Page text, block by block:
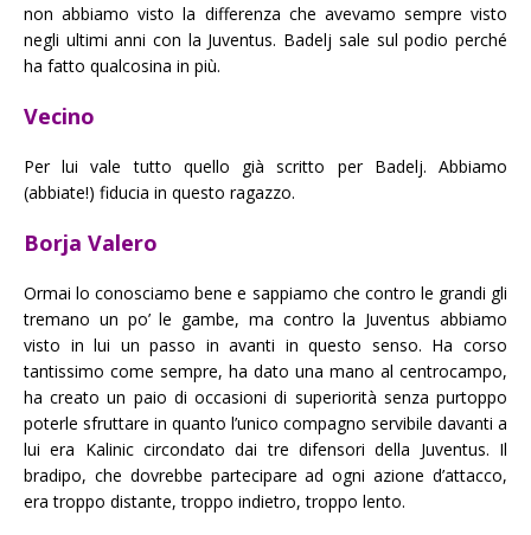
non abbiamo visto la differenza che avevamo sempre visto
negli ultimi anni con la Juventus. Badelj sale sul podio perché
ha fatto qualcosina in più.
Vecino
Per lui vale tutto quello già scritto per Badelj. Abbiamo
(abbiate!) fiducia in questo ragazzo.
Borja Valero
Ormai lo conosciamo bene e sappiamo che contro le grandi gli
tremano un po’ le gambe, ma contro la Juventus abbiamo
visto in lui un passo in avanti in questo senso. Ha corso
tantissimo come sempre, ha dato una mano al centrocampo,
ha creato un paio di occasioni di superiorità senza purtoppo
poterle sfruttare in quanto l’unico compagno servibile davanti a
lui era Kalinic circondato dai tre difensori della Juventus. Il
bradipo, che dovrebbe partecipare ad ogni azione d’attacco,
era troppo distante, troppo indietro, troppo lento.